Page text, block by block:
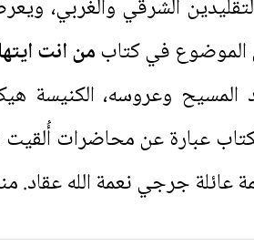
الشرقي والغربي،
في كتابمن انت
وعروسه، الكنيسة
عبارة عن محاضرات
عائلة جرجي نعمة الله عقاد.